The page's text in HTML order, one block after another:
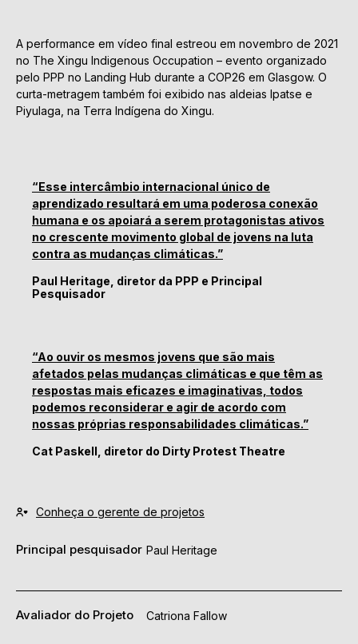
A performance em vídeo final estreou em novembro de 2021
no The Xingu Indigenous Occupation – evento organizado
pelo PPP no Landing Hub durante a COP26 em Glasgow. O
curta-metragem também foi exibido nas aldeias Ipatse e
Piyulaga, na Terra Indígena do Xingu.
“Esse intercâmbio internacional único de
aprendizado resultará em uma poderosa conexão
humana e os apoiará a serem protagonistas ativos
no crescente movimento global de jovens na luta
contra as mudanças climáticas.”
Paul Heritage, diretor da PPP e Principal
Pesquisador
“Ao ouvir os mesmos jovens que são mais
afetados pelas mudanças climáticas e que têm as
respostas mais eficazes e imaginativas, todos
podemos reconsiderar e agir de acordo com
nossas próprias responsabilidades climáticas.”
Cat Paskell, diretor do Dirty Protest Theatre
Conheça o gerente de projetos
Principal pesquisador Paul Heritage
Avaliador do Projeto Catriona Fallow